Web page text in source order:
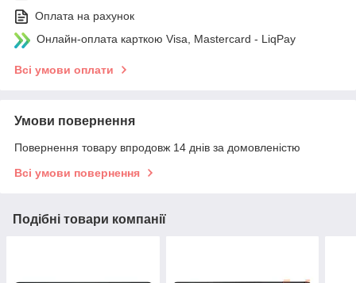
Оплата на рахунок
Онлайн-оплата карткою Visa, Mastercard - LiqPay
Всі умови оплати
Умови повернення
Повернення товару впродовж 14 днів за домовленістю
Всі умови повернення
Подібні товари компанії